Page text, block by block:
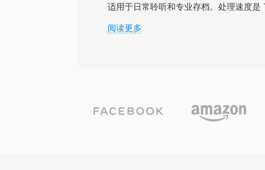
适用于日常聆听和专业存档。处理速度
编解码器在不占用大量 CPU 资源的情况
集成。尽管 FLAC 等新型编解码器在无损
份额,TTA 仍然服务于那些重视其简洁性
阅读更多